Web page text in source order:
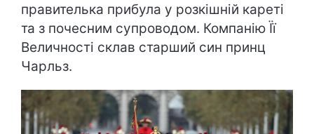
правителька прибула у розкішній кареті
та з почесним супроводом. Компанію Її
Величності склав старший син принц
Чарльз.